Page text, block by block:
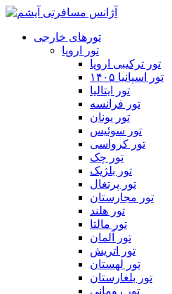
تورهای خارجی
تور اروپا
تور ترکیبی اروپا
تور اسپانیا ۱۴۰۵
تور ایتالیا
تور فرانسه
تور یونان
تور سوئیس
تور کرواسی
تور چک
تور بلژیک
تور پرتغال
تور مجارستان
تور هلند
تور مالتا
تور آلمان
تور اتریش
تور لهستان
تور بلغارستان
تور رومانی